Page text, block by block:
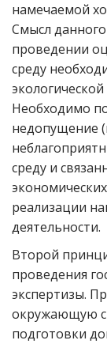
намечаемой
Смысл
проведении
среду
Необходимо
недопущение
среду и
реализации
деятельности.
Второй
проведения
экспертизы.
окружающую
подготовки